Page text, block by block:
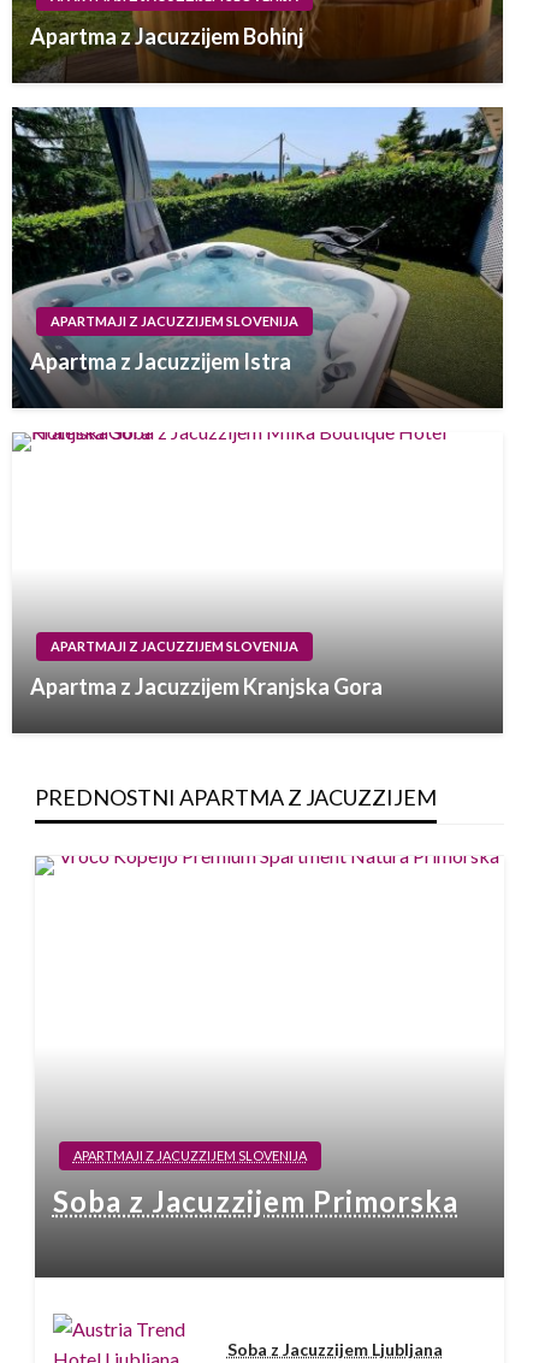
Apartma z Jacuzzijem Bohinj
APARTMAJI Z JACUZZIJEM SLOVENIJA
Apartma z Jacuzzijem Istra
APARTMAJI Z JACUZZIJEM SLOVENIJA
Apartma z Jacuzzijem Kranjska Gora
PREDNOSTNI APARTMA Z JACUZZIJEM
APARTMAJI Z JACUZZIJEM SLOVENIJA
Soba z Jacuzzijem Primorska
Soba z Jacuzzijem Ljubljana